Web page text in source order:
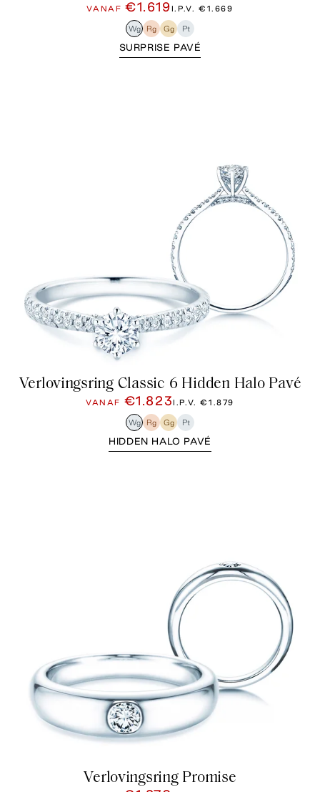
VANAF€1.619 I.P.V. €1.669
Wg Rg Gg Pt
SURPRISE PAVÉ
Verlovingsring Classic 6 Hidden Halo Pavé
VANAF €1.823I.P.V.€1.879
Wg Rg Gg Pt
HIDDEN HALO PAVÉ
Verlovingsring Promise